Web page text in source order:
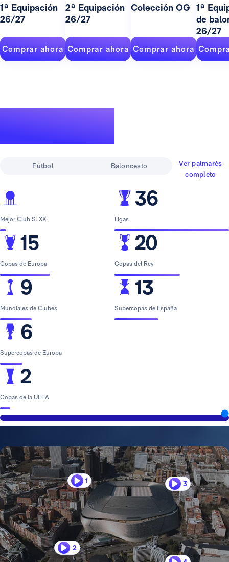
1ª Equipación
26/27
Comprar ahora
2ª Equipación
26/27
Comprar ahora
Colección OG
Comprar ahora
1ª
de
26/27
Fútbol Baloncesto
Ver palmarés
completo
Mejor Club S. XX
15
Copas de Europa
9
Mundiales de Clubes
6
Supercopas de Europa
2
Copas de la UEFA
36
Ligas
20
Copas del Rey
13
Supercopas de España
1
2
3